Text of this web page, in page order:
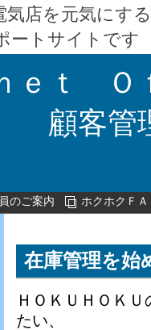
気店を元気にす
ートサイト
ｅｔ Ｏ
管理
のご案内 ホクホクＦＡ
在庫管理を始
ＨＯＫＵＨＯＫ
たい、